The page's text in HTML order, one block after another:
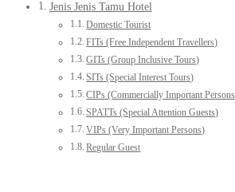
Jenis Jenis Tamu Hotel
Domestic Tourist
FITs (Free Independent Travellers)
GITs (Group Inclusive Tours)
SITs (Special Interest Tours)
CIPs (Commercially Important
SPATTs (Special Attention Guests)
VIPs (Very Important Persons)
Regular Guest